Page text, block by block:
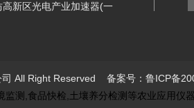
新区光电产业加速器(一
司 All Right Reserved 备案号：鲁ICP备
测,食品快检,土壤养分检测等农业应用仪器